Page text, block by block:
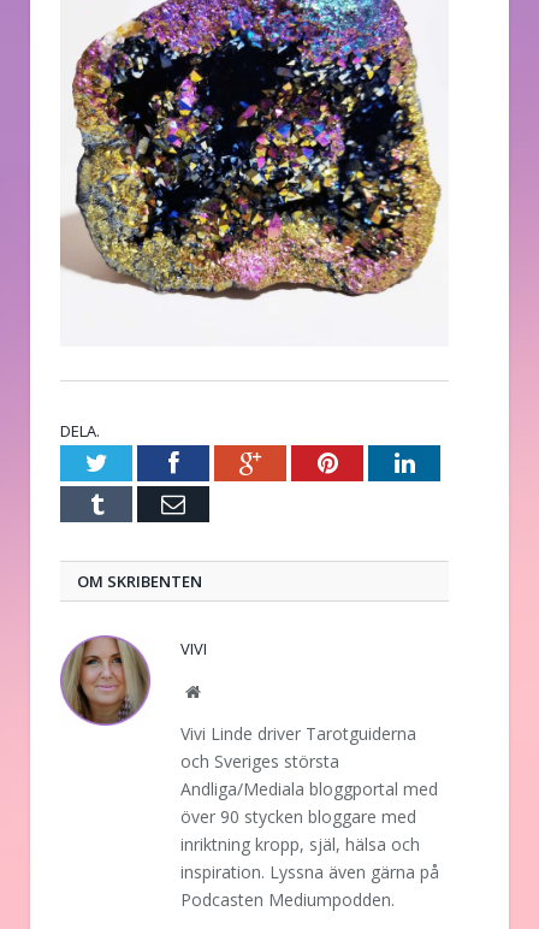
DELA.
TwitterFacebookGoogle+PinterestLinkedIn
Tumblr E-
OM SKRIBENTEN
VIVI
Website
Vivi Linde driver Tarotguiderna
och Sveriges största
Andliga/Mediala bloggportal med
över 90 stycken bloggare med
inriktning kropp, själ, hälsa och
inspiration. Lyssna även gärna på
Podcasten Mediumpodden.